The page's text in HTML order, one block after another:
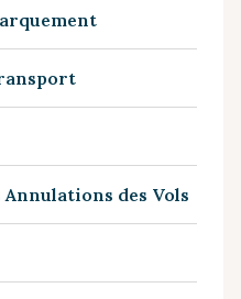
des Vols